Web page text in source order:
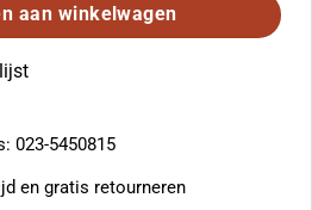
aan winkelwagen
023-5450815
en gratis retourneren